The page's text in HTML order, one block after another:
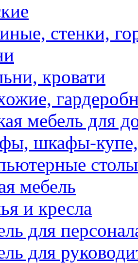
стенки,
кровати
мебель для
шкафы-купе,
столы
мебель
и кресла
для
для